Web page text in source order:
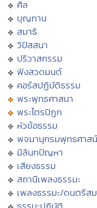
ศีล
บุญทาน
สมาธิ
วิปัสสนา
ปริวาสกรรม
ฟังสวดมนต์
คอร์สปฏิบัติธรรม
พระพุทธศาสนา
พระไตรปิฏก
หัวข้อธรรม
พจนานุกรมพุทธศาสน์
มิลินทปัญหา
เสียงธรรม
สถานีเพลงธรรมะ
เพลงธรรมะ/ดนตรีส